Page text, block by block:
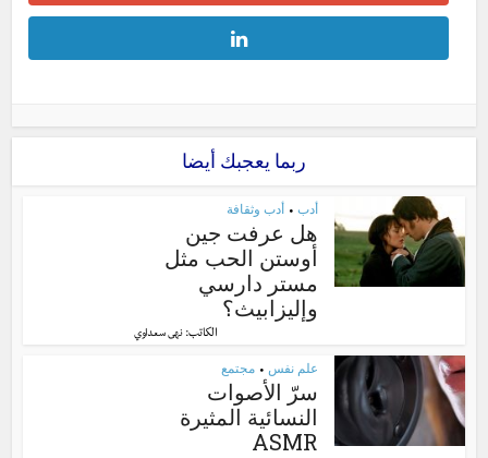
ربما يعجبك أيضا
أدب • أدب وثقافة
هل عرفت جين
أوستن الحب مثل
مستر دارسي
وإليزابيث؟
الكاتب: نهى سعداوي
علم نفس • مجتمع
سرّ الأصوات
النسائية المثيرة
ASMR